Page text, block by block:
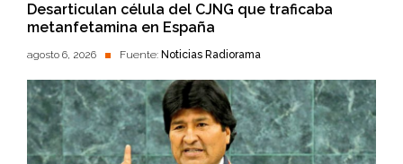
Desarticulan célula del CJNG que traficaba
metanfetamina en España
agosto 6, 2026 Fuente: Noticias Radiorama